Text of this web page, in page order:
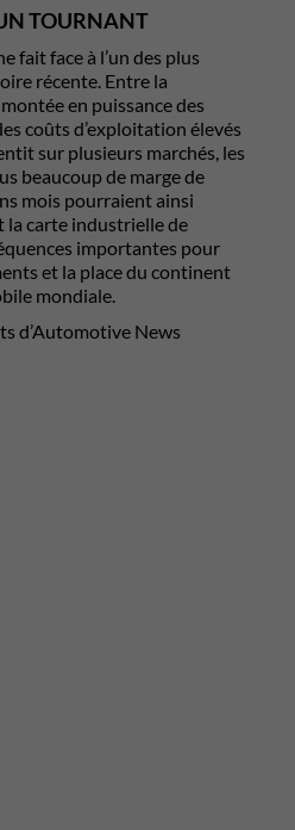
TOURNANT
fait face à l’un des plus
récente. Entre la
en puissance des
coûts d’exploitation élevés
sur plusieurs marchés, les
beaucoup de marge de
mois pourraient ainsi
la carte industrielle de
importantes pour
et la place du continent
mondiale.
d’Automotive News